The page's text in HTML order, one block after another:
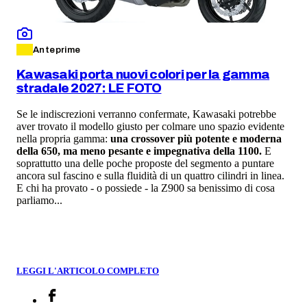
Anteprime
Kawasaki porta nuovi colori per la gamma
stradale 2027: LE FOTO
Se le indiscrezioni verranno confermate, Kawasaki potrebbe
aver trovato il modello giusto per colmare uno spazio evidente
nella propria gamma: una crossover più potente e moderna
della 650, ma meno pesante e impegnativa della 1100. E
soprattutto una delle poche proposte del segmento a puntare
ancora sul fascino e sulla fluidità di un quattro cilindri in linea.
E chi ha provato - o possiede - la Z900 sa benissimo di cosa
parliamo...
LEGGI L'ARTICOLO COMPLETO